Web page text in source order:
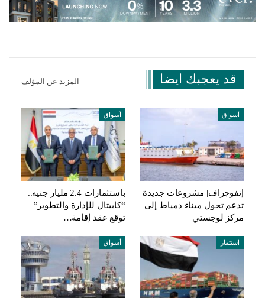
قد يعجبك ايضا المزيد عن المؤلف
أسواق
إنفوجراف| مشروعات جديدة
تدعم تحول ميناء دمياط إلى
مركز لوجستي
أسواق
باستثمارات 2.4 مليار جنيه..
“كابيتال للإدارة والتطوير”
توقع عقد إقامة…
استثمار أسواق